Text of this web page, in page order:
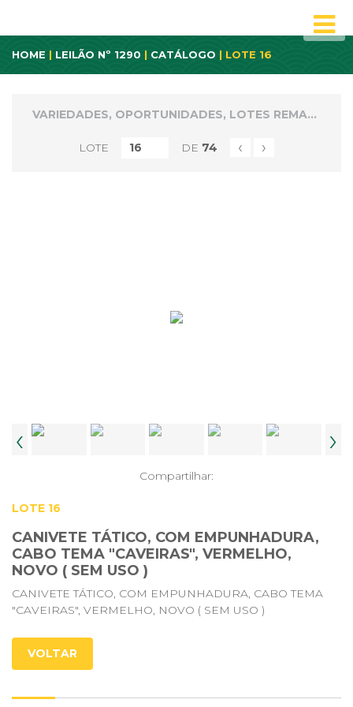
HOME | LEILÃO Nº 1290 | CATÁLOGO | LOTE 16
VARIEDADES, OPORTUNIDADES, LOTES REMANECENTES E NÃO PAGOS
LOTE DE 74 ‹ ›
‹ ›
Compartilhar:
LOTE 16
CANIVETE TÁTICO, COM EMPUNHADURA,
CABO TEMA "CAVEIRAS", VERMELHO,
NOVO ( SEM USO )
CANIVETE TÁTICO, COM EMPUNHADURA, CABO TEMA
"CAVEIRAS", VERMELHO, NOVO ( SEM USO )
VOLTAR